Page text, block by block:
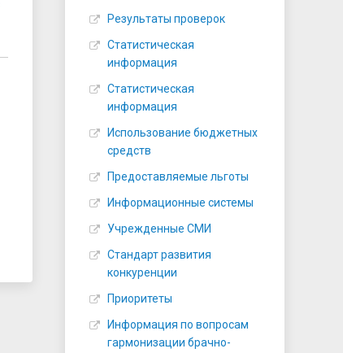
Результаты проверок
Статистическая
информация
Статистическая
информация
Использование бюджетных
средств
Предоставляемые льготы
Информационные системы
Учрежденные СМИ
Стандарт развития
конкуренции
Приоритеты
Информация по вопросам
гармонизации брачно-